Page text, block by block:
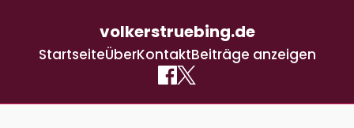
volkerstruebing.de
StartseiteÜberKontaktBeiträge anzeigen